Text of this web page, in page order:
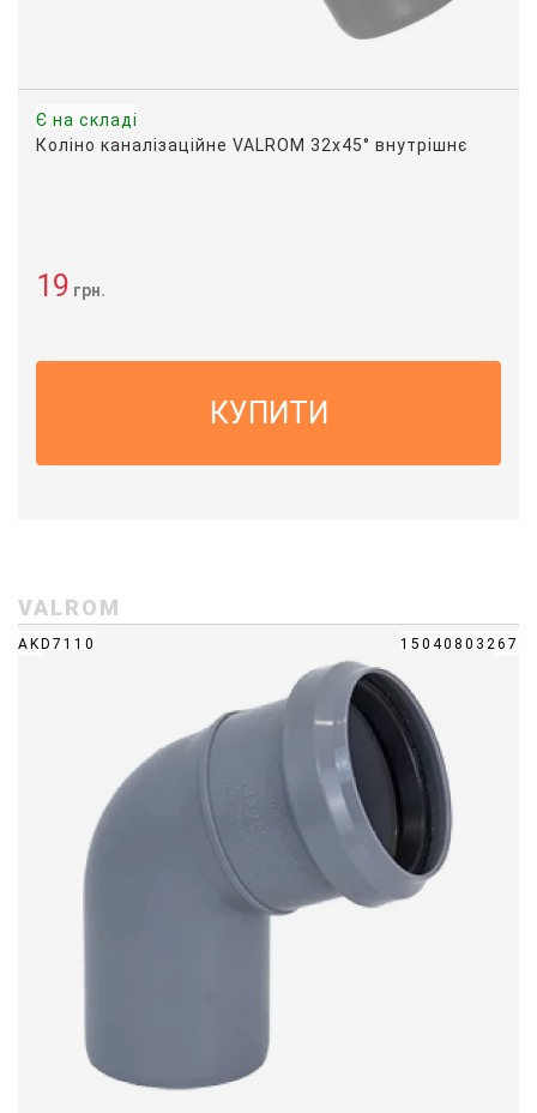
Є на складі
Коліно каналізаційне VALROM 32x45° внутрішнє
19 грн.
КУПИТИ
VALROM
AKD7110 15040803267